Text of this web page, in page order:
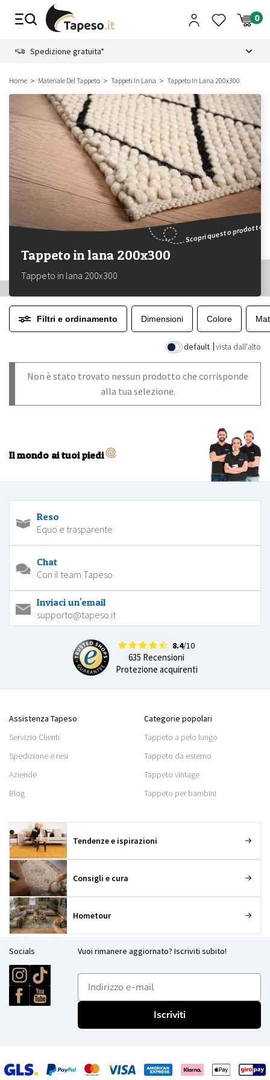
Spedizione gratuita*
Home Materiale Del Tappeto Tappeti In Lana Tappeto In Lana 200x300
Tappeto in lana 200x300
Tappeto in lana 200x300
Scopri questo prodotto
Filtri e ordinamento Dimensioni Colore
default vista dall'alto
Non è stato trovato nessun prodotto che corrisponde
alla tua selezione.
Il mondo ai tuoi piedi
Reso
Equo e trasparente
Chat
Con il team Tapeso
Inviaci un'email
supporto@tapeso.it
8.4/10
635 Recensioni
Protezione acquirenti
Assistenza Tapeso
Servizio Clienti
Spedizione e resi
Aziende
Blog
Categorie popolari
Tappeto a pelo lungo
Tappeto da esterno
Tappeto vintage
Tappeto per bambini
Tendenze e ispirazioni
Consigli e cura
Hometour
Socials Vuoi rimanere aggiornato? Iscriviti subito!
E-mailadres
Iscriviti